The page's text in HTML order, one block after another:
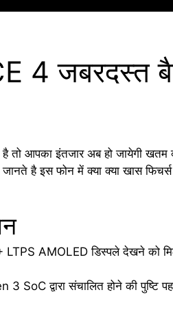
4 जबरदस्त
आपका इंतजार अब हो जायेगी खतम
है इस फोन में क्या क्या खास
LTPS AMOLED डिस्पले देखने को
द्वारा संचालित होने की पुष्टि